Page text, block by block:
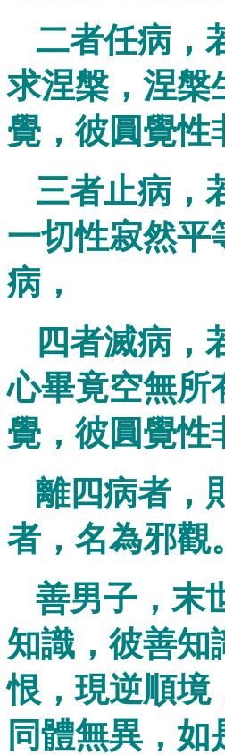
二者任病，
求涅槃，涅槃
覺，彼圓覺性
三者止病，
一切性寂然平
病，
四者滅病，
心畢竟空無所
覺，彼圓覺性
離四病者，
者，名為邪觀。
善男子，末
知識，彼善知
恨，現逆順境
同體無異，